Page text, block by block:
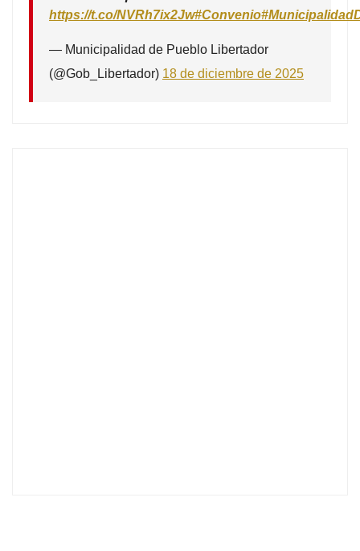
https://t.co/NVRh7ix2Jw#Convenio
— Municipalidad de Pueblo Libertador
(@Gob_Libertador) 18 de diciembre de 2025